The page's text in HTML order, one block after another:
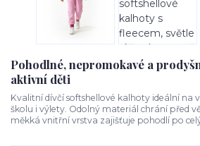
Pohodlné, nepromokavé a
aktivní děti
Kvalitní dívčí softshellové kalhoty ideální na
školu i výlety. Odolný materiál chrání před
měkká vnitřní vrstva zajišťuje pohodlí po